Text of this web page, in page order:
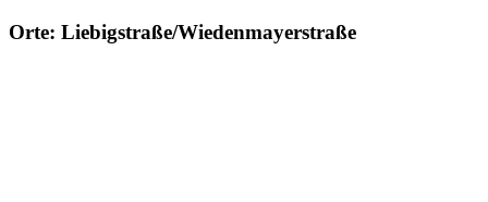
Orte: Liebigstraße/Wiedenmayerstraße